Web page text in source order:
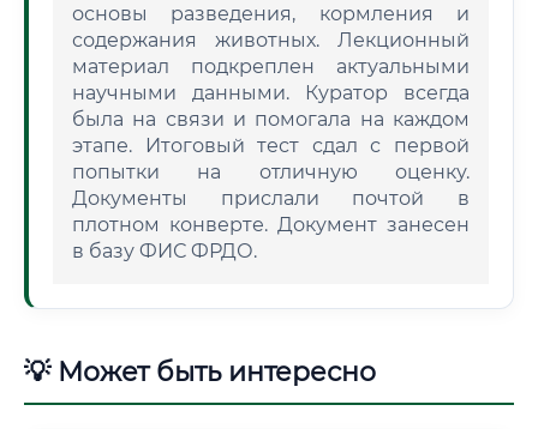
основы разведения, кормления и
содержания животных. Лекционный
материал подкреплен актуальными
научными данными. Куратор всегда
была на связи и помогала на каждом
этапе. Итоговый тест сдал с первой
попытки на отличную оценку.
Документы прислали почтой в
плотном конверте. Документ занесен
в базу ФИС ФРДО.
💡 Может быть интересно